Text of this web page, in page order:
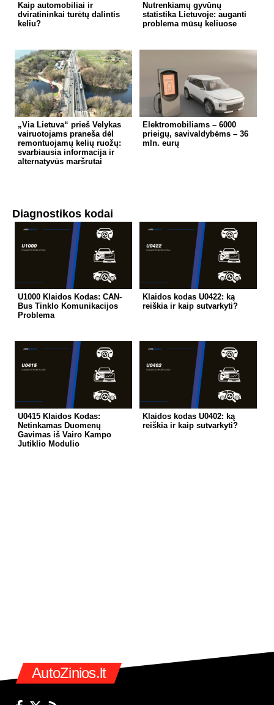
Kaip automobiliai ir
dviratininkai turėtų dalintis
keliu?
Nutrenkiamų gyvūnų
statistika Lietuvoje: auganti
problema mūsų keliuose
„Via Lietuva“ prieš Velykas
vairuotojams praneša dėl
remontuojamų kelių ruožų:
svarbiausia informacija ir
alternatyvūs maršrutai
Elektromobiliams – 6000
prieigų, savivaldybėms – 36
mln. eurų
Diagnostikos kodai
U1000 Klaidos Kodas: CAN-
Bus Tinklo Komunikacijos
Problema
Klaidos kodas U0422: ką
reiškia ir kaip sutvarkyti?
U0415 Klaidos Kodas:
Netinkamas Duomenų
Gavimas iš Vairo Kampo
Jutiklio Modulio
Klaidos kodas U0402: ką
reiškia ir kaip sutvarkyti?
AutoZinios.lt